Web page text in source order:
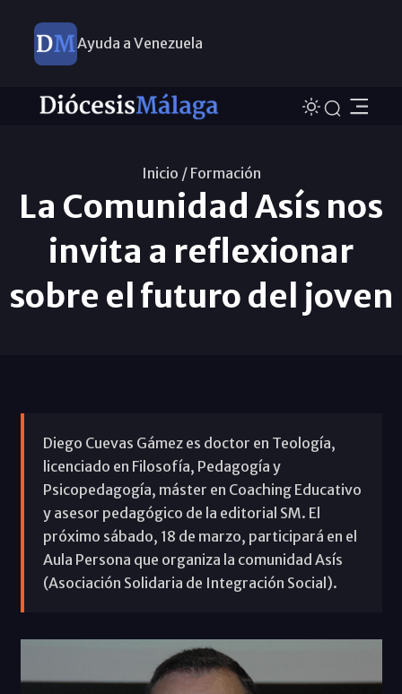
Ayuda a Venezuela
Inicio / Formación
La Comunidad Asís nos
invita a reflexionar
sobre el futuro del joven
Diego Cuevas Gámez es doctor en Teología,
licenciado en Filosofía, Pedagogía y
Psicopedagogía, máster en Coaching Educativo
y asesor pedagógico de la editorial SM. El
próximo sábado, 18 de marzo, participará en el
Aula Persona que organiza la comunidad Asís
(Asociación Solidaria de Integración Social).